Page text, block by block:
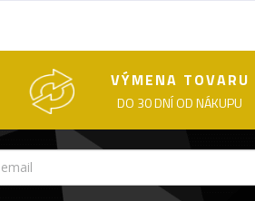
VÝMENA TOVARU
DO 30 DNÍ OD NÁKUPU